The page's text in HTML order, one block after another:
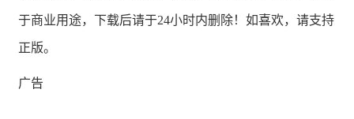
于商业用途，下载后请于24小时内删除！如喜欢，请支持
正版。
广告